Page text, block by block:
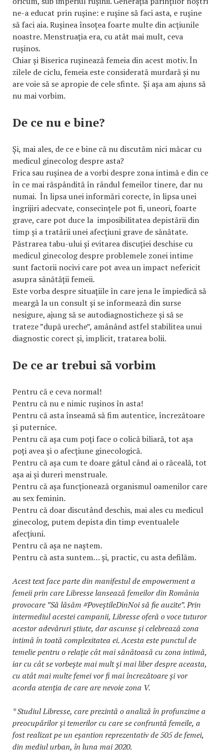
ne-a educat prin rușine: e rușine să faci asta, e rușine
să faci aia. Rușinea însoțea foarte multe din acțiunile
noastre. Menstruația era, cu atât mai mult, ceva
rușinos.
Chiar și Biserica rușinează femeia din acest motiv. În
zilele de ciclu, femeia este considerată murdară și nu
are voie să se apropie de cele sfinte. Și așa am ajuns să
nu mai vorbim.
De ce nu e bine?
Și, mai ales, de ce e bine că nu discutăm nici măcar cu
medicul ginecolog despre asta?
Frica sau rușinea de a vorbi despre zona intimă e din ce
în ce mai răspândită în rândul femeilor tinere, dar nu
numai. În lipsa unei informări corecte, în lipsa unei
îngrijiri adecvate, consecințele pot fi, uneori, foarte
grave, care pot duce la imposibilitatea depistării din
timp și a tratării unei afecțiuni grave de sănătate.
Păstrarea tabu-ului și evitarea discuției deschise cu
medicul ginecolog despre problemele zonei intime
sunt factorii nocivi care pot avea un impact nefericit
asupra sănătății femeii.
Este vorba despre situațiile în care jena le împiedică să
meargă la un consult și se informează din surse
nesigure, ajung să se autodiagnosticheze și să se
trateze ”după ureche”, amânând astfel stabilitea unui
diagnostic corect și, implicit, tratarea bolii.
De ce ar trebui să vorbim
Pentru că e ceva normal!
Pentru că nu e nimic rușinos în asta!
Pentru că asta înseamă să fim autentice, încrezătoare
și puternice.
Pentru că așa cum poți face o colică biliară, tot așa
poți avea și o afecțiune ginecologică.
Pentru că așa cum te doare gâtul când ai o răceală, tot
așa ai și dureri menstruale.
Pentru că așa funcționează organismul oamenilor care
au sex feminin.
Pentru că doar discutând deschis, mai ales cu medicul
ginecolog, putem depista din timp eventualele
afecțiuni.
Pentru că așa ne naștem.
Pentru că asta suntem… și, practic, cu asta defilăm.
Acest text face parte din manifestul de empowerment a
femeii prin care Libresse lansează femeilor din România
provocare ”Să lăsăm #PoveștileDinNoi să fie auzite”. Prin
intermediul acestei campanii,Libresseoferă o voce tuturor
acestor adevăruri știute, dar ascunse și celebrează zona
intimă în toată complexitatea ei. Acesta este punctul de
temelie pentru o relație cât mai sănătoasă cu zona intimă,
iar cu cât se vorbește mai mult și mai liber despre aceasta,
cu atât mai multe femei vor fi mai încrezătoare și vor
acorda atenția de care are nevoie zona V.
* Studiul Libresse, care prezintă o analiză în profunzime a
preocupărilor și temerilor cu care se confruntă femeile, a
fost realizat pe un eșantion reprezentativ de 505 de femei,
din mediul urban, în luna mai 2020.